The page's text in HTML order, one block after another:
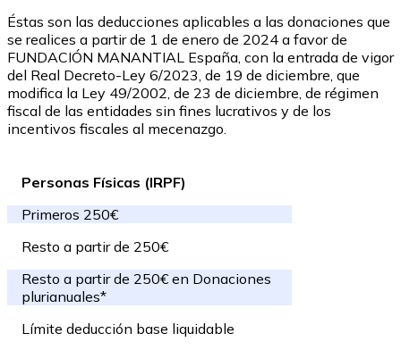
Éstas son las deducciones aplicables a las donaciones que
se realices a partir de 1 de enero de 2024 a favor de
FUNDACIÓN MANANTIAL España, con la entrada de vigor
del Real Decreto-Ley 6/2023, de 19 de diciembre, que
modifica la Ley 49/2002, de 23 de diciembre, de régimen
fiscal de las entidades sin fines lucrativos y de los
incentivos fiscales al mecenazgo.
Personas Físicas (IRPF)
Primeros 250€
Resto a partir de 250€
Resto a partir de 250€ en Donaciones
plurianuales*
Límite deducción base liquidable